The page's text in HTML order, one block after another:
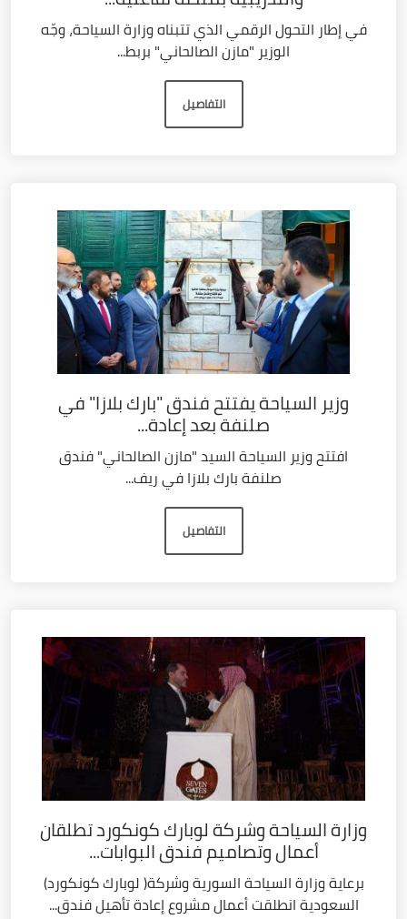
في إطار التحول الرقمي الذي تتبناه وزارة السياحة، وجّه
الوزير "مازن الصالحاني" بربط...
التفاصيل
وزير السياحة يفتتح فندق "بارك بلازا" في
صلنفة بعد إعادة...
افتتح وزير السياحة السيد "مازن الصالحاني" فندق
صلنفة بارك بلازا في ريف...
التفاصيل
وزارة السياحة وشركة لوبارك كونكورد تطلقان
أعمال وتصاميم فندق البوابات...
برعاية وزارة السياحة السورية وشركة( لوبارك كونكورد)
السعودية انطلقت أعمال مشروع إعادة تأهيل فندق...